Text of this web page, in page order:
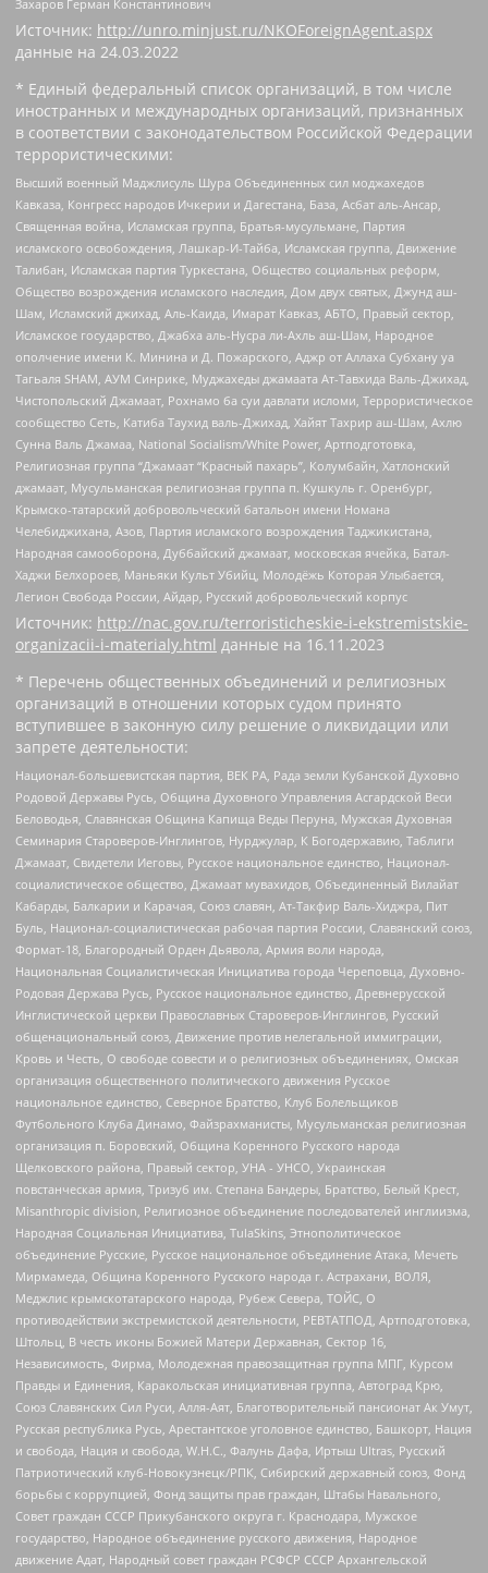
Захаров Герман Константинович
Источник: http://unro.minjust.ru/NKOForeignAgent.aspx
данные на 24.03.2022
* Единый федеральный список организаций, в том числе
иностранных и международных организаций, признанных
в соответствии с законодательством Российской Федерации
террористическими:
Высший военный Маджлисуль Шура Объединенных сил моджахедов
Кавказа, Конгресс народов Ичкерии и Дагестана, База, Асбат аль-Ансар,
Священная война, Исламская группа, Братья-мусульмане, Партия
исламского освобождения, Лашкар-И-Тайба, Исламская группа, Движение
Талибан, Исламская партия Туркестана, Общество социальных реформ,
Общество возрождения исламского наследия, Дом двух святых, Джунд аш-
Шам, Исламский джихад, Аль-Каида, Имарат Кавказ, АБТО, Правый сектор,
Исламское государство, Джабха аль-Нусра ли-Ахль аш-Шам, Народное
ополчение имени К. Минина и Д. Пожарского, Аджр от Аллаха Субхану уа
Тагьаля SHAM, АУМ Синрике, Муджахеды джамаата Ат-Тавхида Валь-Джихад,
Чистопольский Джамаат, Рохнамо ба суи давлати исломи, Террористическое
сообщество Сеть, Катиба Таухид валь-Джихад, Хайят Тахрир аш-Шам, Ахлю
Сунна Валь Джамаа, National Socialism/White Power, Артподготовка,
Религиозная группа “Джамаат “Красный пахарь”, Колумбайн, Хатлонский
джамаат, Мусульманская религиозная группа п. Кушкуль г. Оренбург,
Крымско-татарский добровольческий батальон имени Номана
Челебиджихана, Азов, Партия исламского возрождения Таджикистана,
Народная самооборона, Дуббайский джамаат, московская ячейка, Батал-
Хаджи Белхороев, Маньяки Культ Убийц, Молодёжь Которая Улыбается,
Легион Свобода России, Айдар, Русский добровольческий корпус
Источник: http://nac.gov.ru/terroristicheskie-i-ekstremistskie-
organizacii-i-materialy.html данные на 16.11.2023
* Перечень общественных объединений и религиозных
организаций в отношении которых судом принято
вступившее в законную силу решение о ликвидации или
запрете деятельности:
Национал-большевистская партия, ВЕК РА, Рада земли Кубанской Духовно
Родовой Державы Русь, Община Духовного Управления Асгардской Веси
Беловодья, Славянская Община Капища Веды Перуна, Мужская Духовная
Семинария Староверов-Инглингов, Нурджулар, К Богодержавию, Таблиги
Джамаат, Свидетели Иеговы, Русское национальное единство, Национал-
социалистическое общество, Джамаат мувахидов, Объединенный Вилайат
Кабарды, Балкарии и Карачая, Союз славян, Ат-Такфир Валь-Хиджра, Пит
Буль, Национал-социалистическая рабочая партия России, Славянский союз,
Формат-18, Благородный Орден Дьявола, Армия воли народа,
Национальная Социалистическая Инициатива города Череповца, Духовно-
Родовая Держава Русь, Русское национальное единство, Древнерусской
Инглистической церкви Православных Староверов-Инглингов, Русский
общенациональный союз, Движение против нелегальной иммиграции,
Кровь и Честь, О свободе совести и о религиозных объединениях, Омская
организация общественного политического движения Русское
национальное единство, Северное Братство, Клуб Болельщиков
Футбольного Клуба Динамо, Файзрахманисты, Мусульманская религиозная
организация п. Боровский, Община Коренного Русского народа
Щелковского района, Правый сектор, УНА - УНСО, Украинская
повстанческая армия, Тризуб им. Степана Бандеры, Братство, Белый Крест,
Misanthropic division, Религиозное объединение последователей инглиизма,
Народная Социальная Инициатива, TulaSkins, Этнополитическое
объединение Русские, Русское национальное объединение Атака, Мечеть
Мирмамеда, Община Коренного Русского народа г. Астрахани, ВОЛЯ,
Меджлис крымскотатарского народа, Рубеж Севера, ТОЙС, О
противодействии экстремистской деятельности, РЕВТАТПОД, Артподготовка,
Штольц, В честь иконы Божией Матери Державная, Сектор 16,
Независимость, Фирма, Молодежная правозащитная группа МПГ, Курсом
Правды и Единения, Каракольская инициативная группа, Автоград Крю,
Союз Славянских Сил Руси, Алля-Аят, Благотворительный пансионат Ак Умут,
Русская республика Русь, Арестантское уголовное единство, Башкорт, Нация
и свобода, Нация и свобода, W.H.С., Фалунь Дафа, Иртыш Ultras, Русский
Патриотический клуб-Новокузнецк/РПК, Сибирский державный союз, Фонд
борьбы с коррупцией, Фонд защиты прав граждан, Штабы Навального,
Совет граждан СССР Прикубанского округа г. Краснодара, Мужское
государство, Народное объединение русского движения, Народное
движение Адат, Народный совет граждан РСФСР СССР Архангельской